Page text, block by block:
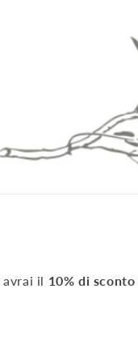
avrai il 10% di sconto